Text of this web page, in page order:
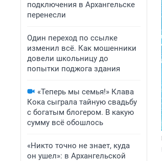
подключения в Архангельске
перенесли
Один переход по ссылке
изменил всё. Как мошенники
довели школьницу до
попытки поджога здания
«Теперь мы семья!» Клава
Кока сыграла тайную свадьбу
с богатым блогером. В какую
сумму всё обошлось
«Никто точно не знает, куда
он ушел»: в Архангельской